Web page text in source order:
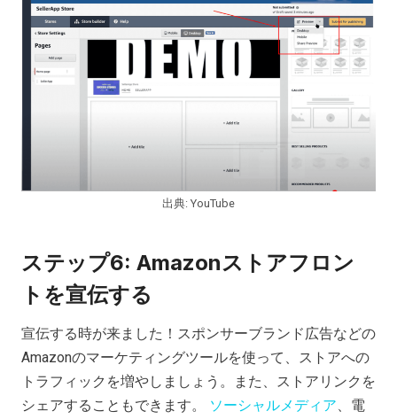
出典: YouTube
ステップ6: Amazonストアフロン
トを宣伝する
宣伝する時が来ました！スポンサーブランド広告などの
Amazonのマーケティングツールを使って、ストアへの
トラフィックを増やしましょう。また、ストアリンクを
シェアすることもできます。
ソーシャルメディア 、電